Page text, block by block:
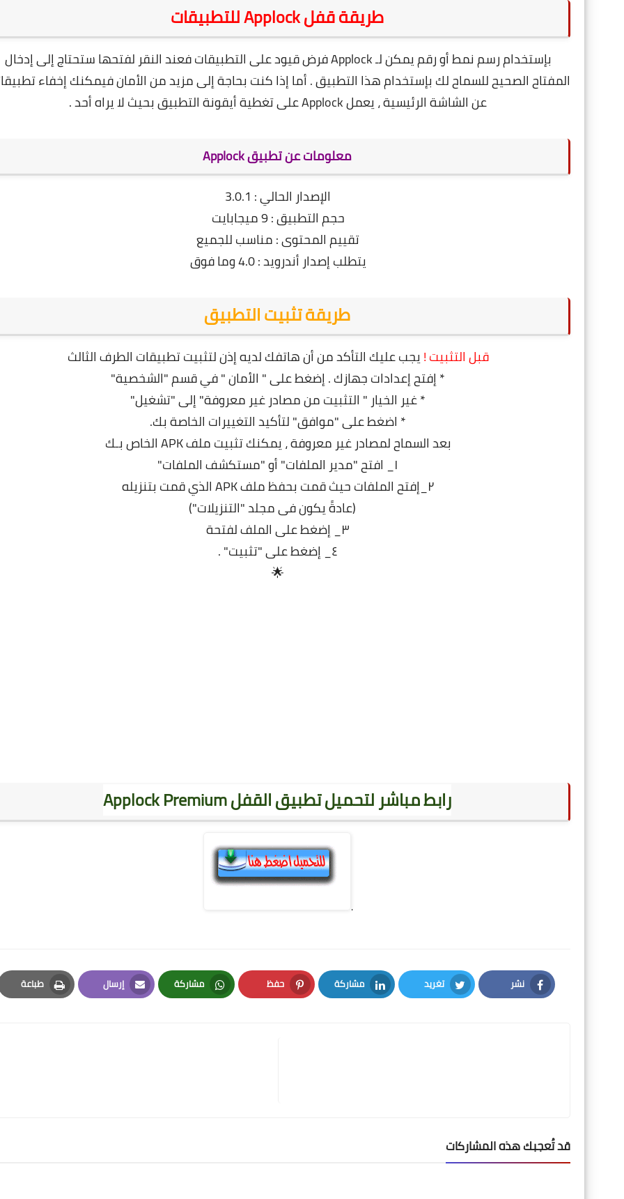
طريقة قفل Applock للتطبيقات
بإستخدام رسم نمط أو رقم يمكن لـ Applock فرض قيود على التطبيقات فعند النقر لفتحها ستحتاج إلى إدخال
المفتاح الصحيح للسماح لك بإستخدام هذا التطبيق . أما إذا كنت بحاجة إلى مزيد من الأمان فيمكنك إخفاء
عن الشاشة الرئيسية ، يعمل Applock على تغطية أيقونة التطبيق بحيث لا يراه أحد .
معلومات عن تطبيق Applock
الإصدار الحالي : 3.0.1
حجم التطبيق : 9 ميجابايت
تقييم المحتوى : مناسب للجميع
يتطلب إصدار أندرويد : 4.0 وما فوق
طريقة تثبيت التطبيق
قبل التثبيت ! يجب عليك التأكد من أن هاتفك لديه إذن لتثبيت تطبيقات الطرف الثالث
* إفتح إعدادات جهازك . إضغط على " الأمان " في قسم "الشخصية"
* غير الخيار " التثبيت من مصادر غير معروفة" إلى "تشغيل"
* اضغط على "موافق" لتأكيد التغييرات الخاصة بك.
بعد السماح لمصادر غير معروفة ، يمكنك تثبيت ملف APK الخاص بـك
١_ افتح "مدير الملفات" أو "مستكشف الملفات"
٢_إفتح الملفات حيث قمت بحفظ ملف APK الذي قمت بتنزيله
(عادةً يكون فى مجلد "التنزيلات")
٣_ إضغط على الملف لفتحة
٤_ إضغط على "تثبيت" .
🌟
رابط مباشر لتحميل تطبيق القفل Applock Premium
.
نشر
Facebook
تغريد
Twitter
مشاركة
LinkedIn
حفظ
Pinterest
مشاركة
Whatsapp
إرسال
Email
طباعة
Print
قد تُعجبك هذه المشاركات